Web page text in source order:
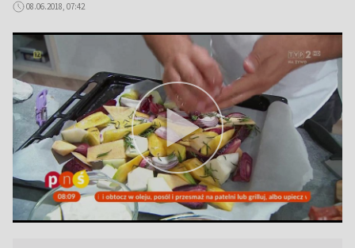
08.06.2018, 07:42